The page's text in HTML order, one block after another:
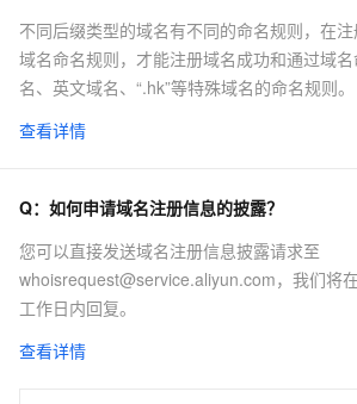
不同后缀类型的域名有不同的命名规则，在
域名命名规则，才能注册域名成功和通过域
名、英文域名、“.hk”等特殊域名的命名规则。
查看详情
Q： 如何申请域名注册信息的披露？
您可以直接发送域名注册信息披露请求至
whoisrequest@service.aliyun.com，我们将
工作日内回复。
查看详情